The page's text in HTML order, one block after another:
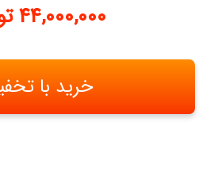
44,000,000
خرید با